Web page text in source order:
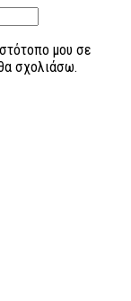
μου σε
σχολιάσω.